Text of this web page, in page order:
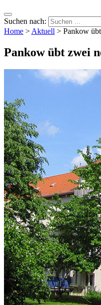
Suchen nach:
Home >Aktuell > Pankow
Pankow übt zwei